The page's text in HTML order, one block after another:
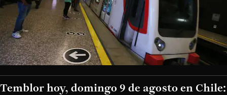
Temblor hoy, domingo 9 de agosto en Chile: